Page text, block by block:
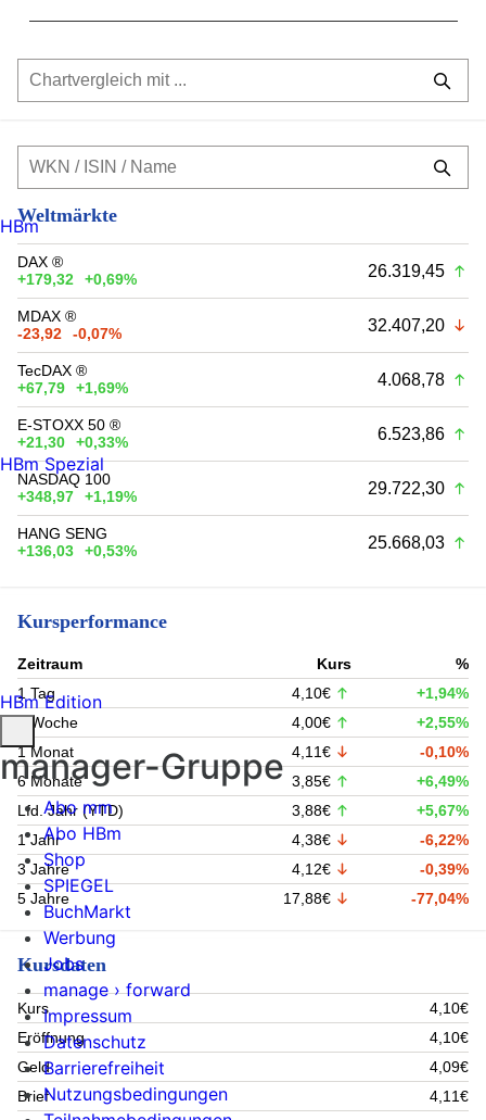
Weltmärkte
DAX ®
+179,32
+0,69% 26.319,45
MDAX ®
-23,92
-0,07% 32.407,20
TecDAX ®
+67,79
+1,69% 4.068,78
E-STOXX 50 ®
+21,30
+0,33% 6.523,86
NASDAQ 100
+348,97
+1,19% 29.722,30
HANG SENG
+136,03
+0,53% 25.668,03
Kursperformance
Zeitraum Kurs
%
1 Tag
4,10€
+1,94%
1 Woche
4,00€
+2,55%
1 Monat
4,11€
-0,10%
6 Monate
3,85€
+6,49%
Lfd. Jahr (YTD)
3,88€
+5,67%
1 Jahr
4,38€
-6,22%
3 Jahre
4,12€
-0,39%
5 Jahre
17,88€ -77,04%
Kursdaten
Kurs
4,10€
Eröffnung
4,10€
Geld
4,09€
Brief
4,11€
HBm
HBm Spezial
HBm Edition
manager-Gruppe
Abo mm
Abo HBm
Shop
SPIEGEL
BuchMarkt
Werbung
Jobs
manage › forward
Impressum
Datenschutz
Barrierefreiheit
Nutzungsbedingungen